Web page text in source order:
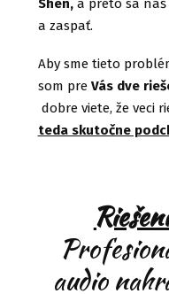
Shen,a preto sa náš
a zaspať.
Aby sme tieto
som pre Vás dve
dobre viete, že veci
teda skutočne
audio